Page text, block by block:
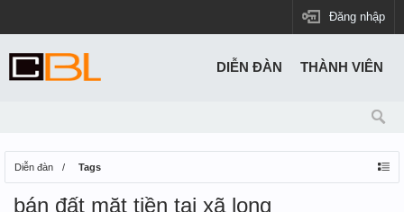
Đăng nhập
Diễn đàn Tags
bán đất mặt tiền tại xã long
DIỄN ĐÀN THÀNH VIÊN